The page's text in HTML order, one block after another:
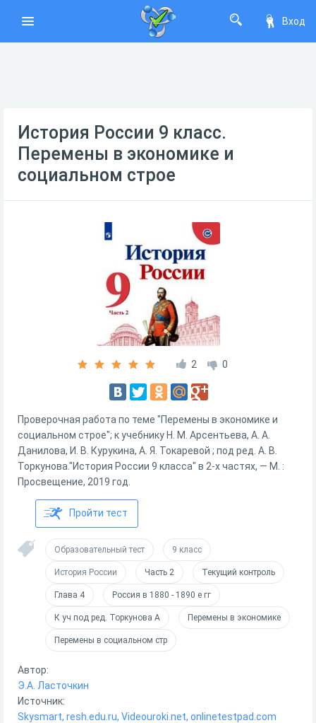
Вход
История России 9 класс.
Перемены в экономике и
социальном строе
2 0
Проверочная работа по теме "Перемены в экономике и
социальном строе"; к учебнику Н. М. Арсентьева, А. А.
Данилова, И. В. Курукина, А. Я. Токаревой ; под ред. А. В.
Торкунова."История России 9 класса" в 2-х частях, — М. :
Просвещение, 2019 год.
Пройти тест
Образовательный тест 9 класс
История России Часть 2 Текущий контроль
Глава 4 Россия в 1880 - 1890 е гг
К уч под ред. Торкунова А Перемены в экономике
Перемены в социальном стр
Автор:
Э.А. Ласточкин
Источник:
Skysmart, resh.edu.ru, Videouroki.net, onlinetestpad.com